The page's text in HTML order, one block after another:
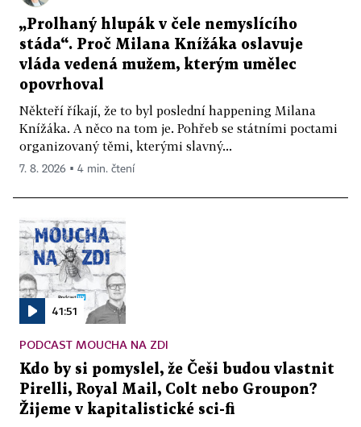
„Prolhaný hlupák v čele nemyslícího
stáda“. Proč Milana Knížáka oslavuje
vláda vedená mužem, kterým umělec
opovrhoval
Někteří říkají, že to byl poslední happening Milana
Knížáka. A něco na tom je. Pohřeb se státními poctami
organizovaný těmi, kterými slavný...
7. 8. 2026 ▪ 4 min. čtení
41:51
PODCAST MOUCHA NA ZDI
Kdo by si pomyslel, že Češi budou vlastnit
Pirelli, Royal Mail, Colt nebo Groupon?
Žijeme v kapitalistické sci-fi